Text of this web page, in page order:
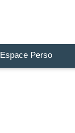
Espace Perso